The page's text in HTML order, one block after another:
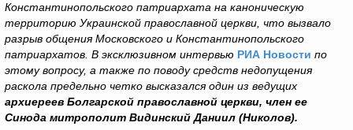
Константинопольского патриархата на каноническую
территорию Украинской православной церкви, что вызвало
разрыв общения Московского и Константинопольского
патриархатов. В эксклюзивном интервью РИА Новости по
этому вопросу, а также по поводу средств недопущения
раскола предельно четко высказался один из ведущих
архиереев Болгарской православной церкви, член ее
Синода митрополит Видинский Даниил (Николов).